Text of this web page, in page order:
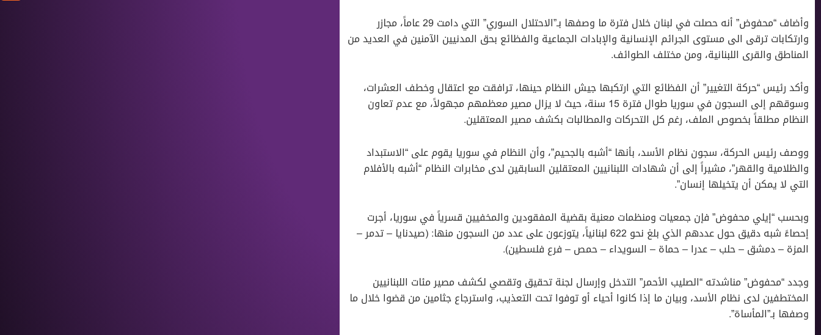
وأضاف “محفوض” أنه حصلت في لبنان خلال فترة ما وصفها بـ”الاحتلال السوري” التي دامت 29 عاماً، مجازر
وارتكابات ترقى الى مستوى الجرائم الإنسانية والإبادات الجماعية والفظائع بحق المدنيين الآمنين في العديد من
المناطق والقرى اللبنانية، ومن مختلف الطوائف.
وأكد رئيس “حركة التغيير” أن الفظائع التي ارتكبها جيش النظام حينها، ترافقت مع اعتقال وخطف العشرات،
وسوقهم إلى السجون في سوريا طوال فترة 15 سنة، حيث لا يزال مصير معظمهم مجهولاً، مع عدم تعاون
النظام مطلقاً بخصوص الملف، رغم كل التحركات والمطالبات بكشف مصير المعتقلين.
ووصف رئيس الحركة، سجون نظام الأسد، بأنها “أشبه بالجحيم”، وأن النظام في سوريا يقوم على “الاستبداد
والظلامية والقهر”، مشيراً إلى أن شهادات اللبنانيين المعتقلين السابقين لدى مخابرات النظام “أشبه بالأفلام
التي لا يمكن أن يتخيلها إنسان”.
وبحسب “إيلي محفوض” فإن جمعيات ومنظمات معنية بقضية المفقودين والمخفيين قسرياً في سوريا، أجرت
إحصاءً شبه دقيق حول عددهم الذي بلغ نحو 622 لبنانياً، يتوزعون على عدد من السجون منها: (صيدنايا – تدمر –
المزة – دمشق – حلب – عدرا – حماة – السويداء – حمص – فرع فلسطين).
وجدد “محفوض” مناشدته “الصليب الأحمر” التدخل وإرسال لجنة تحقيق وتقصي لكشف مصير مئات اللبنانيين
المختطفين لدى نظام الأسد، وبيان ما إذا كانوا أحياء أو توفوا تحت التعذيب، واسترجاع جثامين من قضوا خلال ما
وصفها بـ”المأساة”.